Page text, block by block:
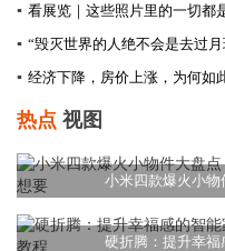
▪ 看展览｜这些照片里的一切都
▪ “毁灭世界的人绝不会是去过
▪ 经济下降，房价上涨，为何如
热点 视图
小米四款爆火小
硬折腾：提升幸